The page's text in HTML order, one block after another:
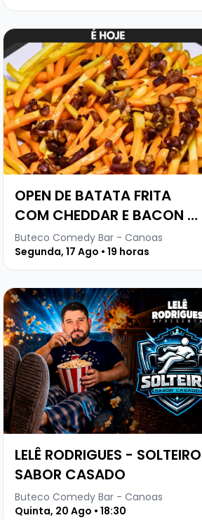
COMEDY
Veja mais sobre OPEN DE BATATA
OPEN DE BATATA FRITA
COM CHEDDAR E BACON +
SHOW DE COMÉDIA COM
SOR TIAGÃO
Buteco Comedy Bar - Canoas
Segunda, 17 Ago • 19 horas
Veja mais sobre LELÊ RODRIGUES -
LELÊ RODRIGUES - SOLTEIRO
SABOR CASADO
Buteco Comedy Bar - Canoas
Quinta, 20 Ago • 18:30